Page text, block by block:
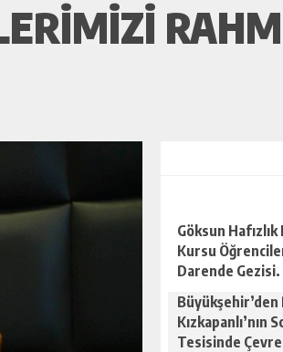
Göksun Hafızlık
Kursu
Darende Gezisi.
Büyükşehir’den
Kızkapanlı’nın
Tesisinde Çevre